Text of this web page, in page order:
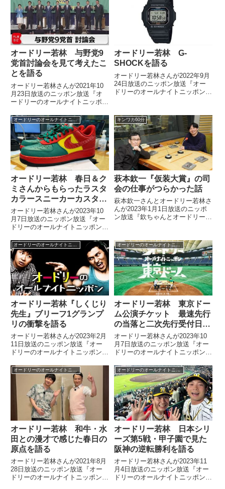
オードリー若林 与野党9
党首討論会を見て考えたこ
とを語る
オードリー若林さんが2021年10
月23日放送のニッポン放送『オ
ードリーのオールナイトニッポ
行われた与野党9党首討論会を見
て考えたことを話していました。
オードリー若林 G-
SHOCKを語る
オードリー若林さんが2022年9月
24日放送のニッポン放送『オー
ドリーのオールナイトニッポン』
オードリーのオールナイトニッポン
オードリー若林 春日＆ク
ミさんからもらったラスタ
カラースニーカーカスタマ
イズ計画を語る
オードリー若林さんが2023年10
月7日放送のニッポン放送『オー
ドリーのオールナイトニッポン』
生日プレゼントでもらったラスタ
カラーのエアフォースワンについ
てトーク。「ちょっとだけカスタ
マイズしたい」と話していまし
た。
キンワカ60分
萩本欽一『仮装大賞』の司
会の仕事がつらかった話
萩本欽一さんとオードリー若林さ
んが2023年1月1日放送のニッポ
ン放送『欽ちゃんとオードリー若
の仕事についてトーク。「つらか
った」と話していました。
オードリーのオールナイトニッポン
オードリー若林『しくじり
先生』ブリーフ1グランプ
リの衝撃を語る
オードリー若林さんが2023年2月
11日放送のニッポン放送『オー
ドリーのオールナイトニッポン』
れた「ブリーフ1枚で誰が一番面
白いんだ？」という企画、ブリー
フ1グランプリについて話してい
ました。
オードリーのオールナイトニッポン
オードリー若林 東京ドー
ム公演チケット 最速先行
の当落と二次先行受付日程
を語る
オードリー若林さんが2023年10
月7日放送のニッポン放送『オー
ドリーのオールナイトニッポン』
チケットの当選結果が発表された
ことについてトーク。応募してく
れた方への感謝の気持ちと、ステ
ージやセットの作り方によって席
数が変動するという話をしていま
した。
オードリーのオールナイトニッポン
オードリー若林 和牛・水
田との漫才で感じた春日の
原点を語る
オードリー若林さんが2021年8月
28日放送のニッポン放送『オー
ドリーのオールナイトニッポン』
オードリーのオールナイトニッポン
オードリー若林 日本シリ
ーズ第5戦・甲子園で見た
阪神の逆転勝利を語る
オードリー若林さんが2023年11
月4日放送のニッポン放送『オー
ドリーのオールナイトニッポン』